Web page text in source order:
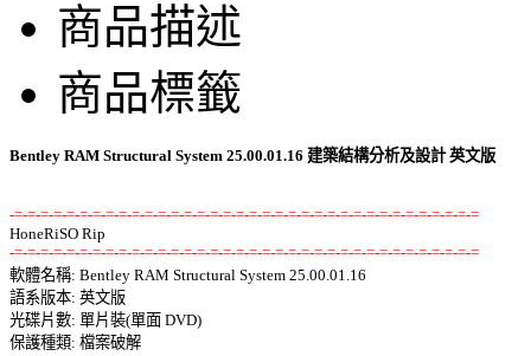
商品描述
商品標籤
Bentley RAM Structural System 25.00.01.16 建築結構分析及設計 英文版
-=-=-=-=-=-=-=-=-=-=-=-=-=-=-=-=-=-=-=-=-=-=-=-=-=-=-=-=-=-=-=-=-=-=-=-=
-=-=-=-=-=-=-=-=-=-=-=-=-=-=-=-=-=-=-=-=-=-=-=-=-=-=-=-=-=-=-=-=-=-=-=-=
軟體名稱: Bentley RAM Structural System 25.00.01.16
語系版本: 英文版
光碟片數: 單片裝(單面 DVD)
保護種類: 檔案破解